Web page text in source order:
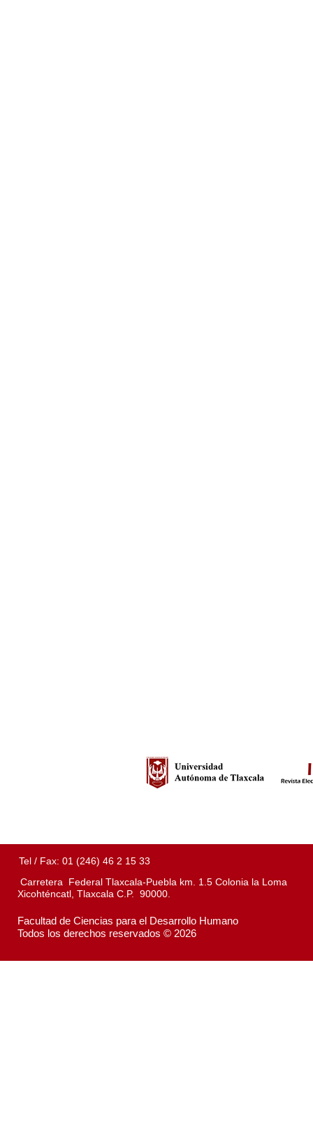
Tel / Fax: 01 (246) 46 2 15 33
Carretera Federal Tlaxcala-Puebla km. 1.5 Colonia la Loma
Xicohténcatl, Tlaxcala C.P. 90000.
Facultad de Ciencias para el Desarrollo Humano
Todos los derechos reservados © 2026